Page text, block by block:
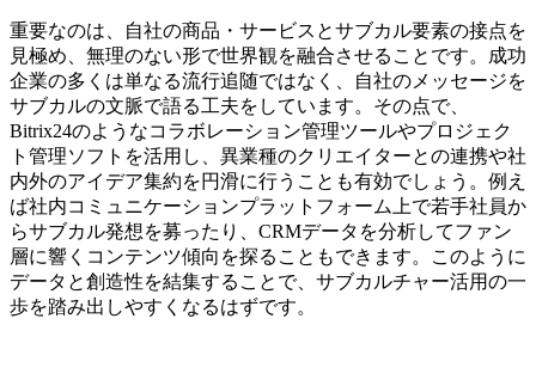
重要なのは、自社の商品・サービスとサブカル要素の接点を
見極め、無理のない形で世界観を融合させることです。成功
企業の多くは単なる流行追随ではなく、自社のメッセージを
サブカルの文脈で語る工夫をしています。その点で、
Bitrix24のようなコラボレーション管理ツールやプロジェク
ト管理ソフトを活用し、異業種のクリエイターとの連携や社
内外のアイデア集約を円滑に行うことも有効でしょう。例え
ば社内コミュニケーションプラットフォーム上で若手社員か
らサブカル発想を募ったり、CRMデータを分析してファン
層に響くコンテンツ傾向を探ることもできます。このように
データと創造性を結集することで、サブカルチャー活用の一
歩を踏み出しやすくなるはずです。